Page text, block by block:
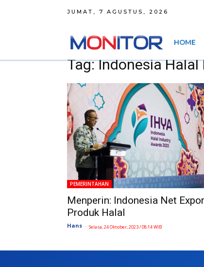
JUMAT, 7 AGUSTUS, 2026
HOME
Tag: Indonesia
PEMERINTAHAN
Menperin: Indonesia Net
Produk Halal
Hans - Selasa, 24 Oktober, 2023 / 08:14 WIB